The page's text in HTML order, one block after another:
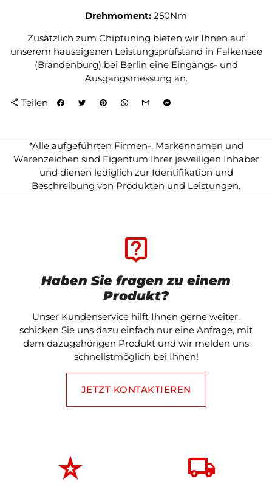
Drehmoment: 250Nm
Zusätzlich zum Chiptuning bieten wir Ihnen auf
unserem hauseigenen Leistungsprüfstand in Falkensee
(Brandenburg) bei Berlin eine Eingangs- und
Ausgangsmessung an.
share Teilen
*Alle aufgeführten Firmen-, Markennamen und
Warenzeichen sind Eigentum Ihrer jeweiligen Inhaber
und dienen lediglich zur Identifikation und
Beschreibung von Produkten und Leistungen.
live_help
Haben Sie fragen zu einem
Produkt?
Unser Kundenservice hilft Ihnen gerne weiter,
schicken Sie uns dazu einfach nur eine Anfrage, mit
dem dazugehörigen Produkt und wir melden uns
schnellstmöglich bei Ihnen!
JETZT KONTAKTIEREN
star_rate local_shipping